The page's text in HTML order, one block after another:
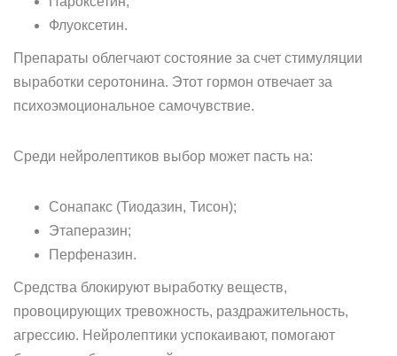
Флуоксетин.
Препараты облегчают состояние за счет стимуляции
выработки серотонина. Этот гормон отвечает за
психоэмоциональное самочувствие.
Среди нейролептиков выбор может пасть на:
Сонапакс (Тиодазин, Тисон);
Этаперазин;
Перфеназин.
Средства блокируют выработку веществ,
провоцирующих тревожность, раздражительность,
агрессию. Нейролептики успокаивают, помогают